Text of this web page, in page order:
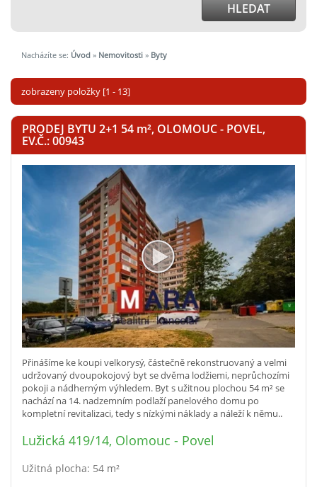
HLEDAT
Nacházíte se: Úvod » Nemovitosti » Byty
zobrazeny položky [1 - 13]
PRODEJ BYTU 2+1 54 m², OLOMOUC - POVEL,
EV.Č.: 00943
Přinášíme ke koupi velkorysý, částečně rekonstruovaný a velmi
udržovaný dvoupokojový byt se dvěma lodžiemi, neprůchozími
pokoji a nádherným výhledem. Byt s užitnou plochou 54 m² se
nachází na 14. nadzemním podlaží panelového domu po
kompletní revitalizaci, tedy s nízkými náklady a náleží k němu..
Lužická 419/14, Olomouc - Povel
Užitná plocha: 54 m²